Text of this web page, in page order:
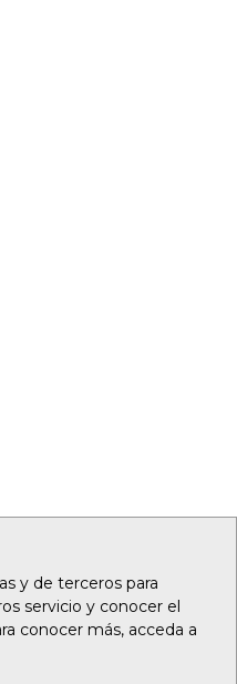
y de terceros para
servicio y conocer el
conocer más, acceda a